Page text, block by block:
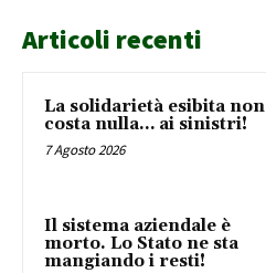
Articoli recenti
La solidarietà esibita non
costa nulla… ai sinistri!
7 Agosto 2026
Il sistema aziendale è
morto. Lo Stato ne sta
mangiando i resti!